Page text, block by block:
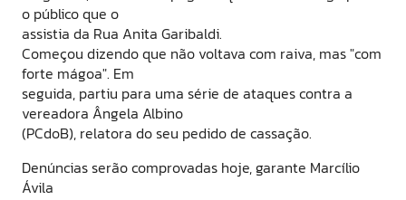
o público que o
assistia da Rua Anita Garibaldi.
Começou dizendo que não voltava com raiva, mas "com
forte mágoa". Em
seguida, partiu para uma série de ataques contra a
vereadora Ângela Albino
(PCdoB), relatora do seu pedido de cassação.
Denúncias serão comprovadas hoje, garante Marcílio
Ávila